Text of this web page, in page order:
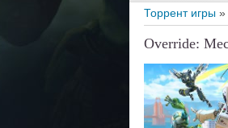
Торрент игры »
Override: